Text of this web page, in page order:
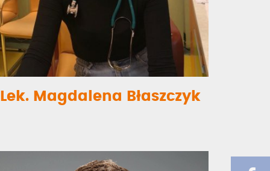
Lek. Magdalena Błaszczyk